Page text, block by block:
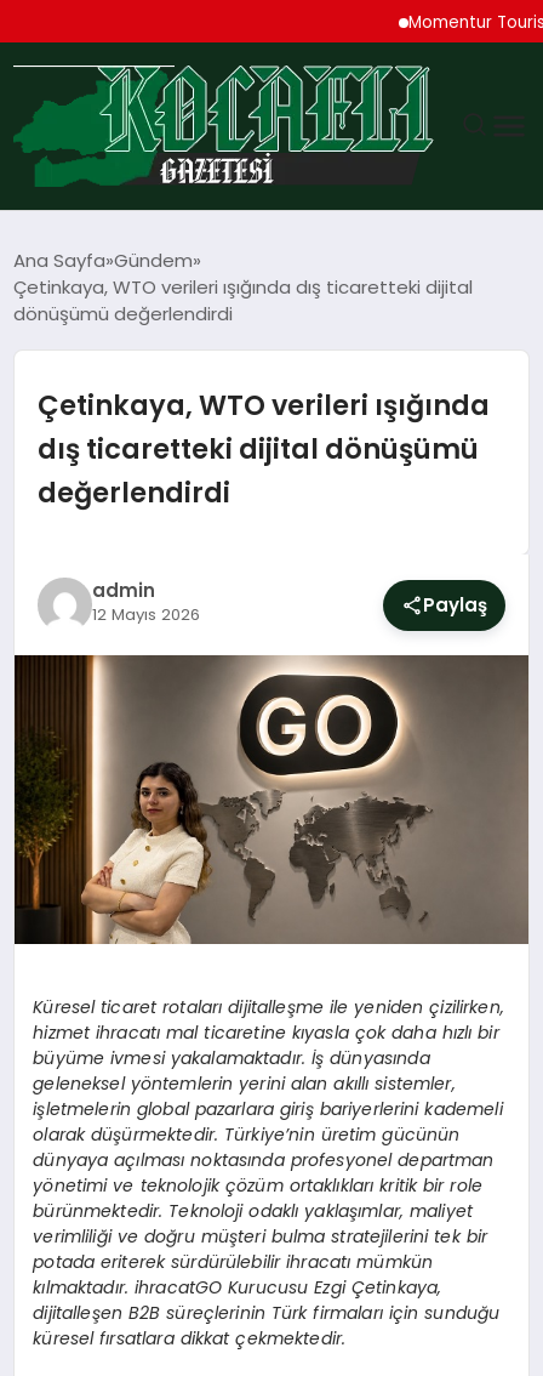
Momentur Tourism &
TEKNOLOJI
SPOR
MAGAZIN
YAŞAM
SAĞLIK
EĞITIM
Ana Sayfa Gündem
Çetinkaya, WTO verileri ışığında dış ticaretteki dijital
dönüşümü değerlendirdi
Çetinkaya, WTO verileri ışığında
dış ticaretteki dijital dönüşümü
değerlendirdi
admin
12 Mayıs 2026 Paylaş
Küresel ticaret rotaları dijitalleşme ile yeniden çizilirken,
hizmet ihracatı mal ticaretine kıyasla çok daha hızlı bir
büyüme ivmesi yakalamaktadır. İş dünyasında
geleneksel yöntemlerin yerini alan akıllı sistemler,
işletmelerin global pazarlara giriş bariyerlerini kademeli
olarak düşürmektedir. Türkiye’nin üretim gücünün
dünyaya açılması noktasında profesyonel departman
yönetimi ve teknolojik çözüm ortaklıkları kritik bir role
bürünmektedir. Teknoloji odaklı yaklaşımlar, maliyet
verimliliği ve doğru müşteri bulma stratejilerini tek bir
potada eriterek sürdürülebilir ihracatı mümkün
kılmaktadır. ihracatGO Kurucusu Ezgi Çetinkaya,
dijitalleşen B2B süreçlerinin Türk firmaları için sunduğu
küresel fırsatlara dikkat çekmektedir.